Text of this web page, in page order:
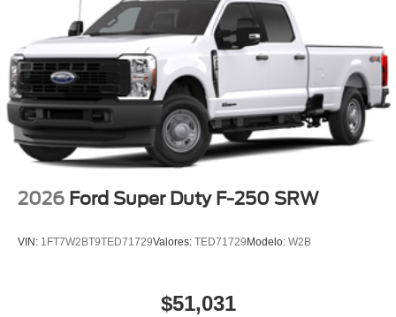
2026 Ford Super Duty F-250 SRW
VIN: 1FT7W2BT9TED71729Valores: TED71729 Modelo: W2B
$51,031